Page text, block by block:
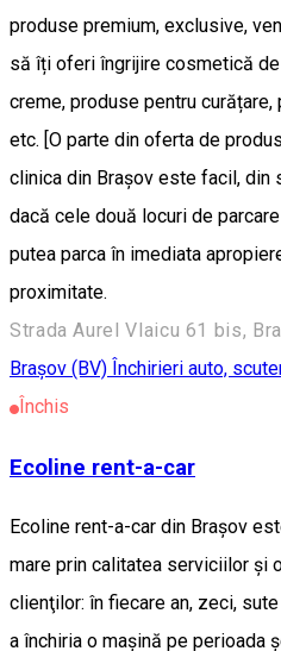
produse premium, exclusive,
să îți oferi îngrijire cosmetică
creme, produse pentru
etc. [O parte din oferta de
clinica din Brașov este facil, din
dacă cele două locuri de
putea parca în imediata
proximitate.
Strada Aurel Vlaicu 61 bis,
Braşov (BV) Închirieri auto,
Închis
Ecoline rent-a-car
Ecoline rent-a-car din Braşov
mare prin calitatea serviciilor şi
clienţilor: în fiecare an, zeci,
a închiria o maşină pe perioada